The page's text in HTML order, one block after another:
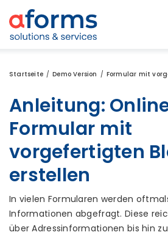
Zum Inhalt
Zum Menü
Zur Suche
Startseite Demo Version Formular mit
Anleitung:
Formular mit
vorgefertigten
erstellen
In vielen Formularen werden
Informationen abgefragt. Diese
über Adressinformationen bis hin